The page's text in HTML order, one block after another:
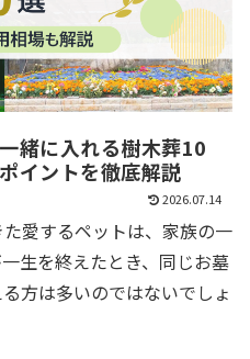
緒に入れる樹木葬10
イントを徹底解説
2026.07.14
愛するペットは、家族の一
生を終えたとき、同じお墓
方は多いのではないでしょ